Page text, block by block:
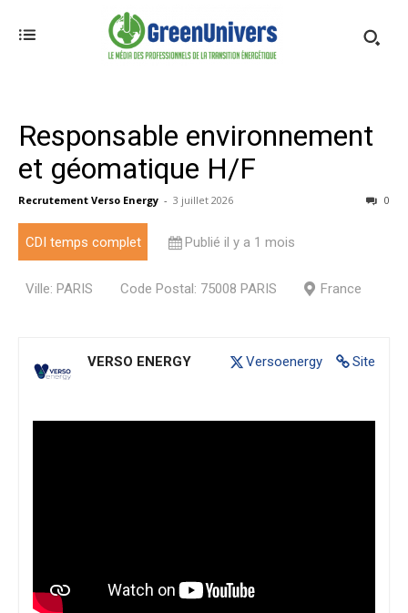
Responsable environnement
et géomatique H/F
Recrutement Verso Energy - 3 juillet 2026 0
CDI temps complet Publié il y a 1 mois
Ville: PARIS Code Postal: 75008 PARIS France
Site
Versoenergy
VERSO ENERGY